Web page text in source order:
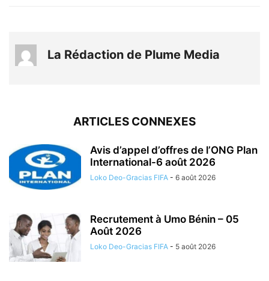
La Rédaction de Plume Media
ARTICLES CONNEXES
Avis d’appel d’offres de l’ONG Plan
International-6 août 2026
Loko Deo-Gracias FIFA - 6 août 2026
Recrutement à Umo Bénin – 05
Août 2026
Loko Deo-Gracias FIFA - 5 août 2026